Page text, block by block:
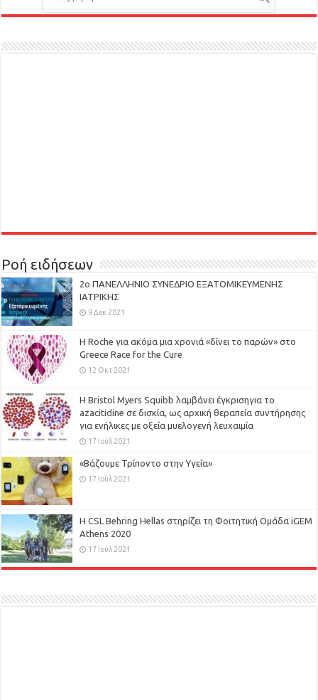
Ροή ειδήσεων
2ο ΠΑΝΕΛΛΗΝΙΟ ΣΥΝΕΔΡΙΟ ΕΞΑΤΟΜΙΚΕΥΜΕΝΗΣ
ΙΑΤΡΙΚΗΣ
9 Δεκ 2021
H Roche για ακόμα μια χρονιά «δίνει το παρών» στο
Greece Race for the Cure
12 Οκτ 2021
Η Bristol Myers Squibb λαμβάνει έγκρισηγια το
azacitidine σε δισκία, ως αρχική θεραπεία συντήρησης
για ενήλικες με οξεία μυελογενή λευχαιμία
17 Ιούλ 2021
«Βάζουμε Τρίποντο στην Υγεία»
17 Ιούλ 2021
H CSL Behring Hellas στηρίζει τη Φοιτητική Ομάδα iGEM
Athens 2020
17 Ιούλ 2021